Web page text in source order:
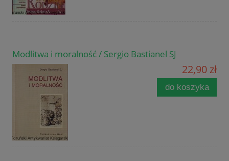
Modlitwa i moralność / Sergio Bastianel SJ
22,90 zł
do koszyka